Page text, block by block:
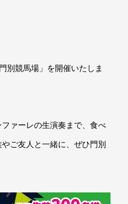
別競馬場」を開催いたしま
ァーレの生演奏まで、食べ
ご友人と一緒に、ぜひ門別